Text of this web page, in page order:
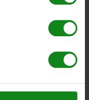
butik och
e-handel för hela
av